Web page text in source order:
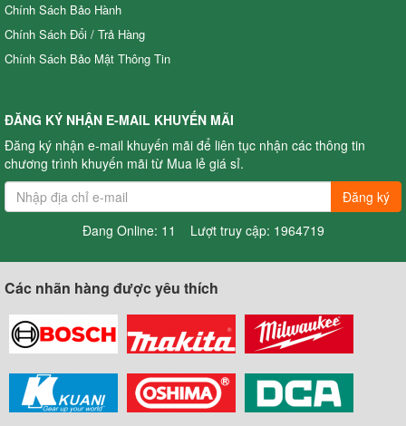
Đầu phun áp lực chất lỏng Oshima OS39ATS 2.0HP Đen (hoạt
OS39ATS
Xuất xứ :
Chính Sách Bảo Hành
Chính Sách Đổi / Trả Hàng
Chính Sách Bảo Mật Thông Tin
ĐĂNG KÝ NHẬN E-MAIL KHUYẾN MÃI
Đăng ký nhận e-mail khuyến mãi để liên tục nhận các thông tin
chương trình khuyến mãi từ Mua lẻ giá sỉ.
Đăng ký
Đang Online: 11 Lượt truy cập: 1964719
Các nhãn hàng được yêu thích